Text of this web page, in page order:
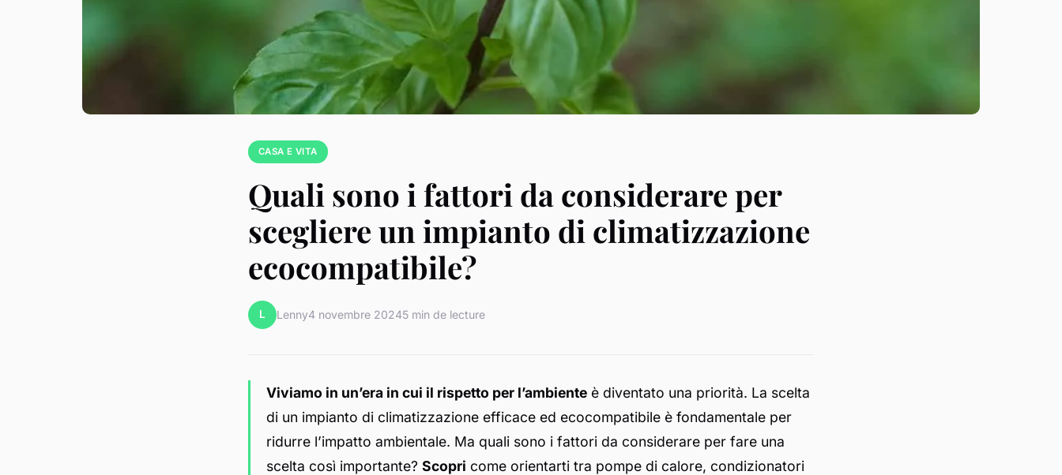
CASA E VITA
Quali sono i fattori da considerare per
scegliere un impianto di climatizzazione
ecocompatibile?
L Lenny4 novembre 20245 min de lecture
Viviamo in un’era in cui il rispetto per l’ambiente è diventato una priorità. La scelta
di un impianto di climatizzazione efficace ed ecocompatibile è fondamentale per
ridurre l’impatto ambientale. Ma quali sono i fattori da considerare per fare una
scelta così importante? Scopri come orientarti tra pompe di calore, condizionatori